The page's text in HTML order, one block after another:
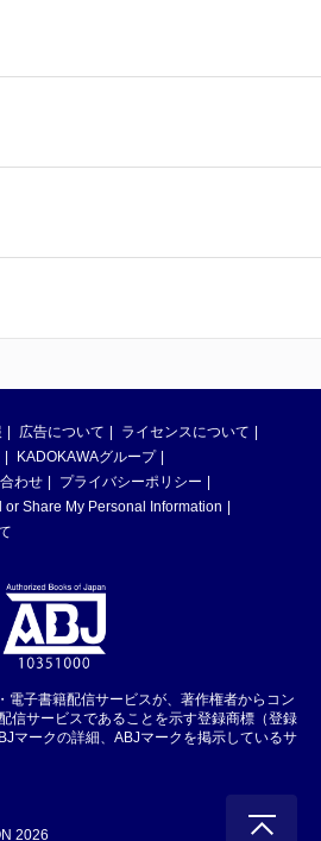
広告について
ライセンスについて
KADOKAWAグループ
わせ
プライバシーポリシー
or Share My Personal Information
電子書籍配信サービスが、著作権者からコン
信サービスであることを示す登録商標（登録
マークの詳細、ABJマークを掲示しているサ
2026